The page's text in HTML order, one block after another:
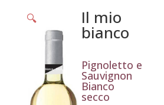
🔍 Il mio
bianco
Pignoletto e
Sauvignon
Bianco
secco